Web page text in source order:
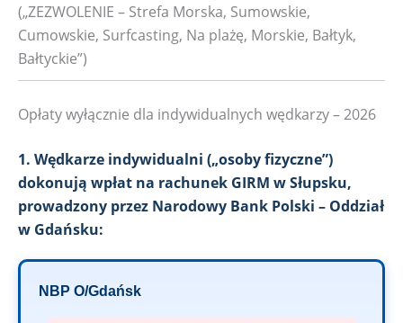
(„ZEZWOLENIE – Strefa Morska, Sumowskie,
Cumowskie, Surfcasting, Na plażę, Morskie, Bałtyk,
Bałtyckie”)
Opłaty wyłącznie dla indywidualnych wędkarzy – 2026
1. Wędkarze indywidualni („osoby fizyczne”)
dokonują wpłat na rachunek GIRM w Słupsku,
prowadzony przez Narodowy Bank Polski – Oddział
w Gdańsku:
NBP O/Gdańsk